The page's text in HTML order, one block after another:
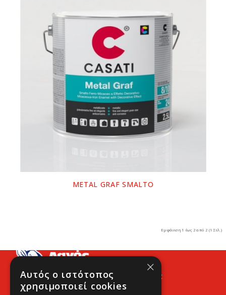
METAL GRAF SMALTO
Εμφάνιση 1 έως 2 από 2 (1 Σελ.)
Προφίλ Νέα Contact
×
Αυτός ο ιστότοπος
χρησιμοποιεί cookies